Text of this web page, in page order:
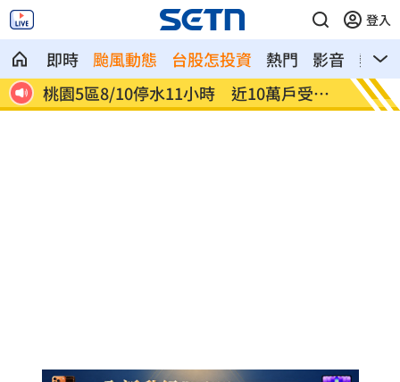
登入
即時 颱風動態 台股怎投資 熱門 影音
熱搜
影
「白海豚」最快明發海警 卓榮泰發聲了 李棟